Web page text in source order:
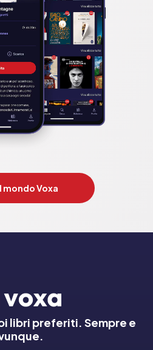
mondo Voxa
libri preferiti. Sempre e